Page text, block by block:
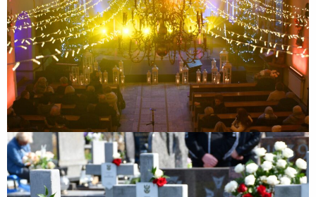
85. rocznica Obrony Zakroczymia